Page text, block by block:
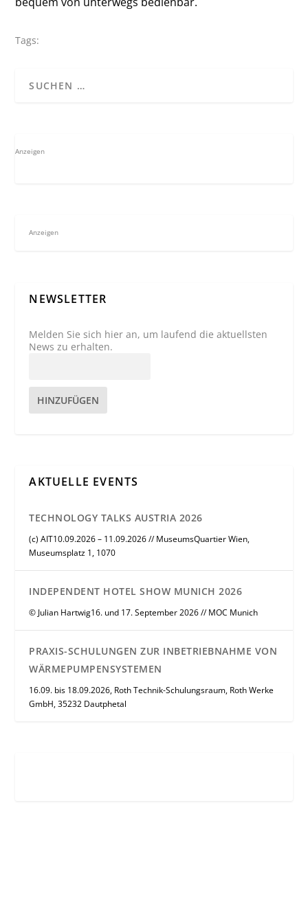
Tags:
Anzeigen
Anzeigen
NEWSLETTER
Melden Sie sich hier an, um laufend die aktuellsten
News zu erhalten.
HINZUFÜGEN
AKTUELLE EVENTS
TECHNOLOGY TALKS AUSTRIA 2026
(c) AIT10.09.2026 – 11.09.2026 // MuseumsQuartier Wien,
Museumsplatz 1, 1070
INDEPENDENT HOTEL SHOW MUNICH 2026
© Julian Hartwig16. und 17. September 2026 // MOC Munich
PRAXIS-SCHULUNGEN ZUR INBETRIEBNAHME VON
WÄRMEPUMPENSYSTEMEN
16.09. bis 18.09.2026, Roth Technik-Schulungsraum, Roth Werke
GmbH, 35232 Dautphetal